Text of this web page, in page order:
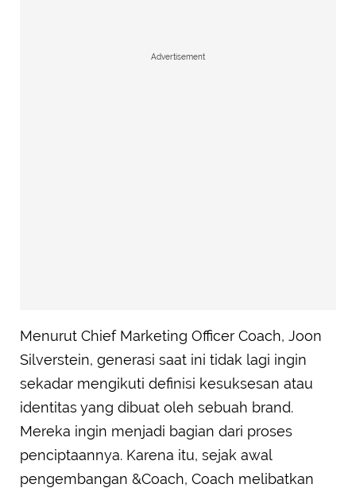
Advertisement
Menurut Chief Marketing Officer Coach, Joon
Silverstein, generasi saat ini tidak lagi ingin
sekadar mengikuti definisi kesuksesan atau
identitas yang dibuat oleh sebuah brand.
Mereka ingin menjadi bagian dari proses
penciptaannya. Karena itu, sejak awal
pengembangan &Coach, Coach melibatkan